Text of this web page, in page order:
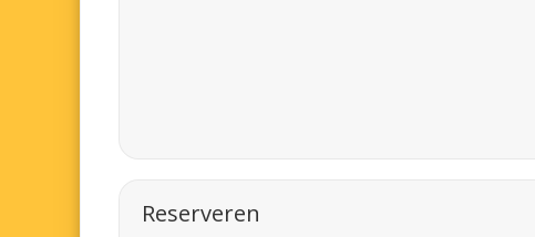
Reserveren